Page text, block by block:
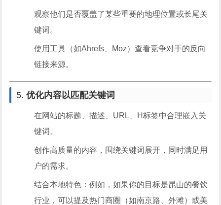
观察他们是否覆盖了某些重要的地理位置或长尾关
键词。
使用工具（如Ahrefs、Moz）查看竞争对手的反向
链接来源。
5.优化内容以匹配关键词
在网站的标题、描述、URL、H标签中合理嵌入关
键词。
创作高质量的内容，围绕关键词展开，同时满足用
户的需求。
结合本地特色：例如，如果你的目标是昆山的餐饮
行业，可以提及热门商圈（如南京路、外滩）或美